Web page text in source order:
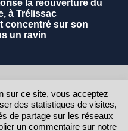
la réouverture du
à Trélissac
concentré sur son
un ravin
sur ce site, vous acceptez
des statistiques de visites,
de partage sur les réseaux
un commentaire sur notre